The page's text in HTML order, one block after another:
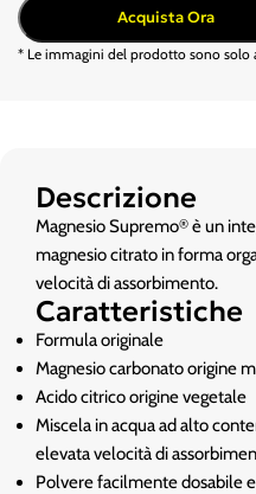
Acquista Ora
* Le immagini del prodotto sono solo
Descrizione
Magnesio Supremo® è un
magnesio citrato in forma
velocità di assorbimento.
Caratteristiche
Formula originale
Magnesio carbonato origine
Acido citrico origine vegetale
Miscela in acqua ad alto
elevata velocità di
Polvere facilmente dosabile